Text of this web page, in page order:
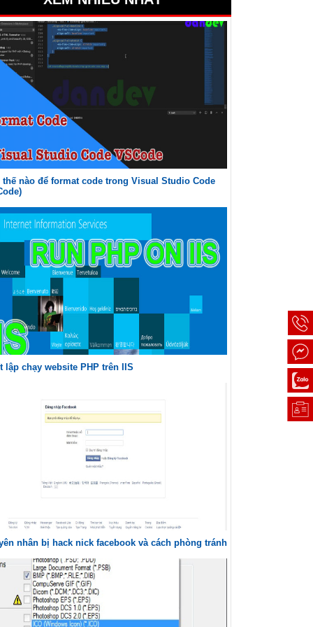
thế nào để format code trong Visual Studio Code
lập chạy website PHP trên IIS
nhân bị hack nick facebook và cách phòng tránh